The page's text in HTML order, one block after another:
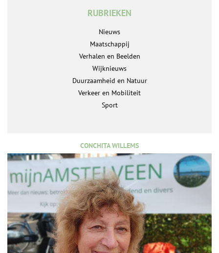
RUBRIEKEN
Nieuws
Maatschappij
Verhalen en Beelden
Wijknieuws
Duurzaamheid en Natuur
Verkeer en Mobiliteit
Sport
CONCHITA WILLEMS